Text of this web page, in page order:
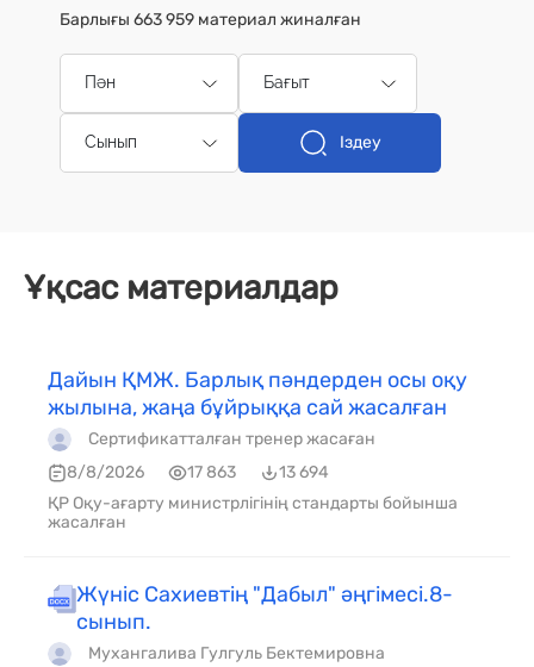
Барлығы 663 959 материал жиналған
Пән Бағыт
Сынып Іздеу
Ұқсас материалдар
Дайын ҚМЖ. Барлық пәндерден осы оқу
жылына, жаңа бұйрыққа сай жасалған
Сертификатталған тренер жасаған
8/8/2026
17 863
13 694
ҚР Оқу-ағарту министрлігінің стандарты бойынша
жасалған
Жүніс Сахиевтің "Дабыл" әңгімесі.8-
сынып.
Мухангалива Гулгуль Бектемировна